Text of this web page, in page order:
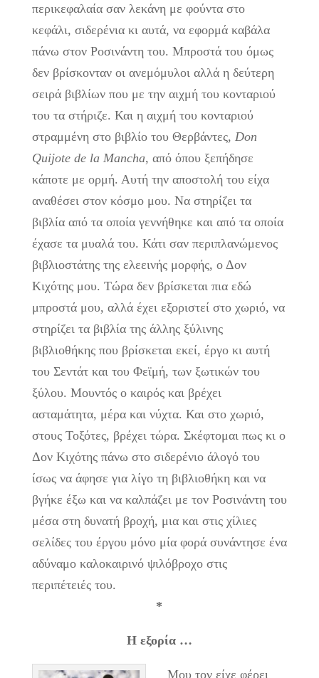
περικεφαλαία σαν λεκάνη με φούντα στο
κεφάλι, σιδερένια κι αυτά, να εφορμά καβάλα
πάνω στον Ροσινάντη του. Μπροστά του όμως
δεν βρίσκονταν οι ανεμόμυλοι αλλά η δεύτερη
σειρά βιβλίων που με την αιχμή του κονταριού
του τα στήριζε. Και η αιχμή του κονταριού
στραμμένη στο βιβλίο του Θερβάντες, Don
Quijote de la Mancha, από όπου ξεπήδησε
κάποτε με ορμή. Αυτή την αποστολή του είχα
αναθέσει στον κόσμο μου. Να στηρίζει τα
βιβλία από τα οποία γεννήθηκε και από τα οποία
έχασε τα μυαλά του. Κάτι σαν περιπλανώμενος
βιβλιοστάτης της ελεεινής μορφής, ο Δον
Κιχότης μου. Τώρα δεν βρίσκεται πια εδώ
μπροστά μου, αλλά έχει εξοριστεί στο χωριό, να
στηρίζει τα βιβλία της άλλης ξύλινης
βιβλιοθήκης που βρίσκεται εκεί, έργο κι αυτή
του Σεντάτ και του Φεϊμή, των ξωτικών του
ξύλου. Μουντός ο καιρός και βρέχει
ασταμάτητα, μέρα και νύχτα. Και στο χωριό,
στους Τοξότες, βρέχει τώρα. Σκέφτομαι πως κι ο
Δον Κιχότης πάνω στο σιδερένιο άλογό του
ίσως να άφησε για λίγο τη βιβλιοθήκη και να
βγήκε έξω και να καλπάζει με τον Ροσινάντη του
μέσα στη δυνατή βροχή, μια και στις χίλιες
σελίδες του έργου μόνο μία φορά συνάντησε ένα
αδύναμο καλοκαιρινό ψιλόβροχο στις
περιπέτειές του.
*
Η εξορία …
Μου τον είχε φέρει